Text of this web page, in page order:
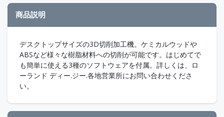
商品説明
デスクトップサイズの3D切削加工機。ケミカルウッドや
ABSなど様々な樹脂材料への切削が可能です。はじめてで
も簡単に使える3種のソフトウェアを付属。詳しくは、ロ
ーランド ディー.ジー.各地営業所にお問い合わせくださ
い。